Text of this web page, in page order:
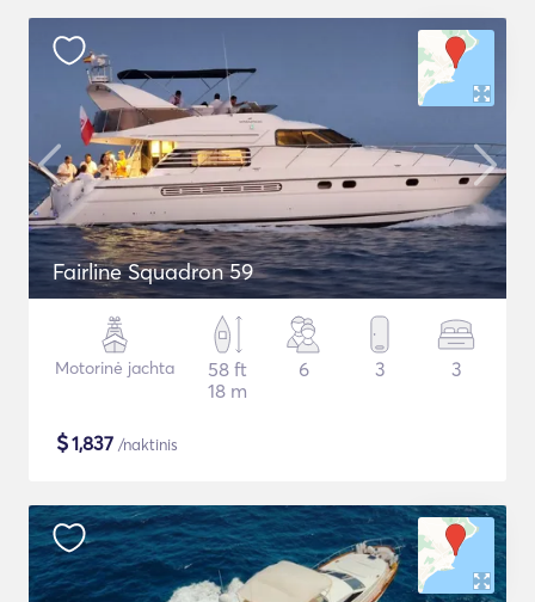
Fairline Squadron 59
Motorinė jachta
58 ft
18 m
6 3 3
$1,837 /naktinis